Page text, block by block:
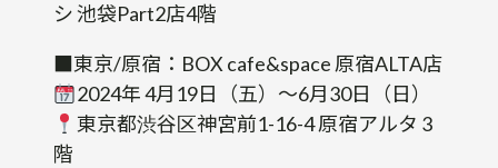
シ 池袋Part2店4階
■東京/原宿：BOX cafe&space 原宿ALTA店
2024年 4月19日（五）～6月30日（日）
東京都渋谷区神宮前1-16-4 原宿アルタ 3
階